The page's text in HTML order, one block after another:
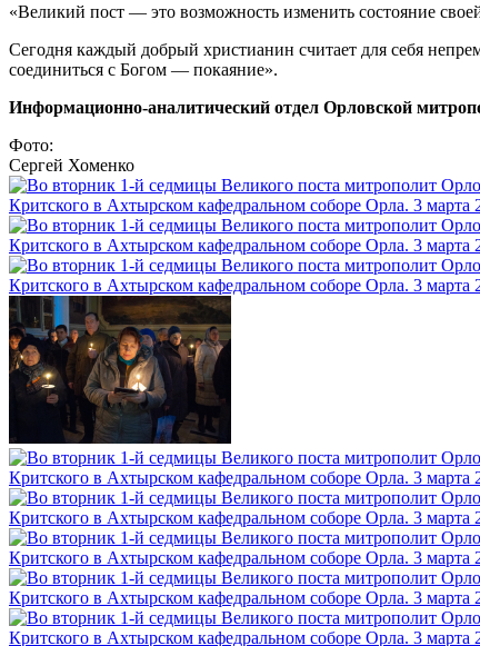
«Великий пост — это возможность изменить состояние
Сегодня каждый добрый христианин считает для себя
соединиться с Богом — покаяние».
Информационно-аналитический отдел Орловской
Фото:
Сергей Хоменко